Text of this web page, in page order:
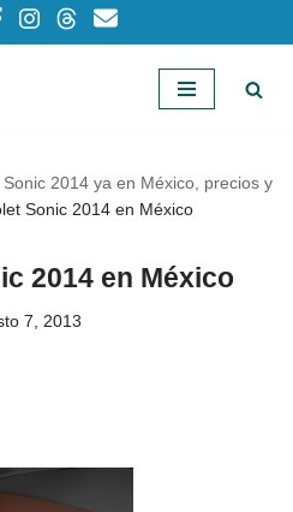
Sonic 2014 ya en México, precios y
Sonic 2014 en México
2014 en México
7, 2013